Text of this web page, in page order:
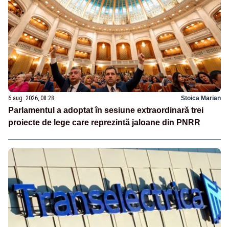
6 aug. 2026, 08:28 Stoica Marian
Parlamentul a adoptat în sesiune extraordinară trei
proiecte de lege care reprezintă jaloane din PNRR